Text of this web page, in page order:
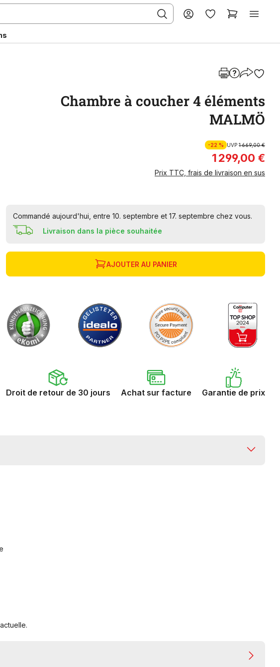
Chambre à coucher 4 éléments
MALMÖ
-22 % UVP 1 669,00 €
1 299,00 €
Prix TTC, frais de livraison en sus
Commandé aujourd'hui, entre 10. septembre et 17. septembre chez vous.
Livraison dans la pièce souhaitée
AJOUTER AU PANIER
Droit de retour de 30 jours Achat sur facture Garantie de prix